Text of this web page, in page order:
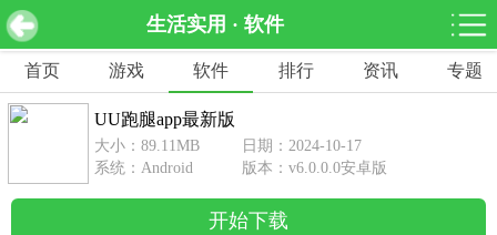
生活实用 · 软件
网游分类 软件分类
休闲益智
462款游戏
赛车竞速
122款游戏
43款游戏
动作射击
首页 游戏 软件 排行 资讯 专题
UU跑腿app最新版 v6.0.0.0安卓版 下载
UU跑腿app最新版
大小：89.11MB
日期：2024-10-17
系统：Android
版本：v6.0.0.0安卓版
开始下载